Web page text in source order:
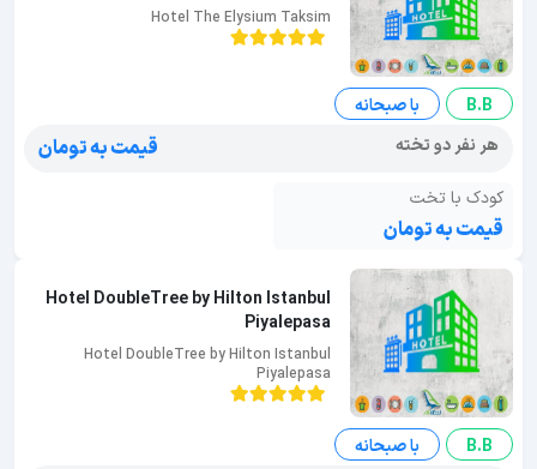
Hotel The Elysium Taksim
B.B
با صبحانه
هر نفر دو تخته
قیمت به تومان
کودک با تخت
قیمت به تومان
Hotel DoubleTree by Hilton Istanbul
Piyalepasa
Hotel DoubleTree by Hilton Istanbul
Piyalepasa
B.B
با صبحانه